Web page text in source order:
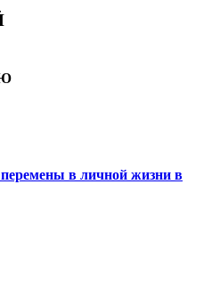
в личной жизни в